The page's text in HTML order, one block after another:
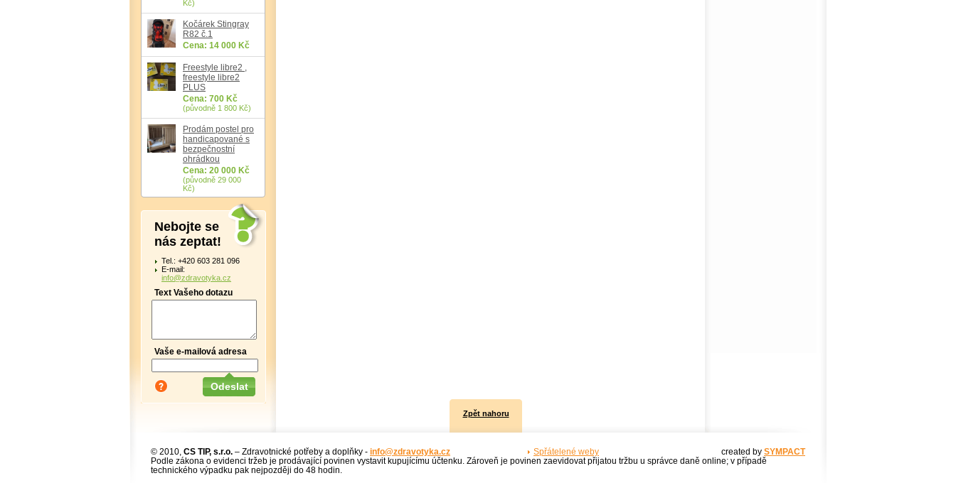
Kč)
Kočárek Stingray
R82 č.1
Cena: 14 000 Kč
Freestyle libre2 ,
freestyle libre2
PLUS
Cena: 700 Kč
(původně 1 800 Kč)
Prodám postel pro
handicapované s
bezpečnostní
ohrádkou
Cena: 20 000 Kč
(původně 29 000
Kč)
Nebojte se
nás zeptat!
Tel.: +420 603 281 096
E-mail:
info@zdravotyka.cz
Text Vašeho dotazu
Vaše e-mailová adresa
Zpět nahoru
© 2010, CS TIP, s.r.o. – Zdravotnické potřeby a doplňky - info@zdravotyka.cz created by SYMPACT
Podle zákona o evidenci tržeb je prodávající povinen vystavit kupujícímu účtenku. Zároveň je povinen zaevidovat přijatou tržbu u správce daně online; v případě
technického výpadku pak nejpozději do 48 hodin.
Spřátelené weby